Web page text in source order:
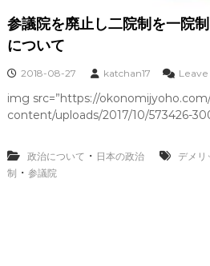
参議院を廃止し二院制を一院
について
2018-08-27 katchan17
img src=”https://
content/uploads/2017/10/573426-
政治について ・ 日本の政治 デメリ
制 ・ 参議院